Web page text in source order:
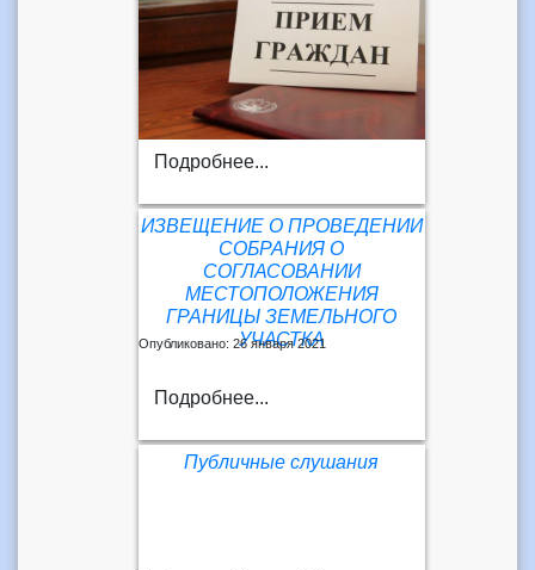
Подробнее...
ИЗВЕЩЕНИЕ О ПРОВЕДЕНИИ
СОБРАНИЯ О
СОГЛАСОВАНИИ
МЕСТОПОЛОЖЕНИЯ
ГРАНИЦЫ ЗЕМЕЛЬНОГО
УЧАСТКА
Опубликовано: 26 января 2021
Подробнее...
Публичные слушания